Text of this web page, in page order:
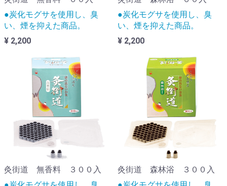
●炭化モグサを使用し、臭
い、煙を抑えた商品。
¥ 2,200
●炭化モグサを使用し、臭
い、煙を抑えた商品。
¥ 2,200
灸街道 無香料 ３００入
灸街道 森林浴 ３００入